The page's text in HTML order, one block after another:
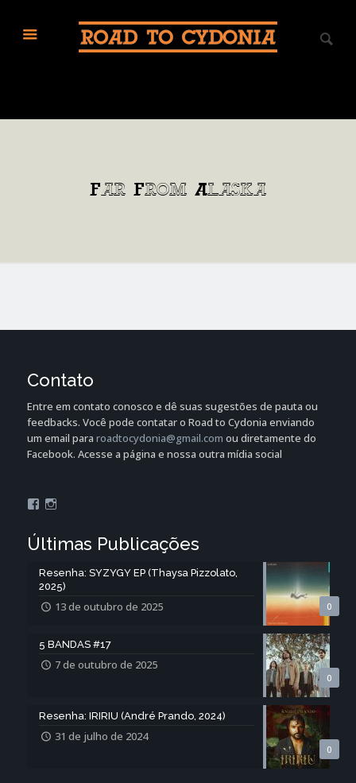
Far From Alaska
Contato
Entre em contato conosco e dê suas sugestões de pauta ou
feedbacks. Você pode contatar o Road to Cydonia enviando
um email para roadtocydonia@gmail.com ou diretamente do
Facebook. Acesse a página e nossa outra mídia social
Facebook
Últimas Publicações
0
Resenha: SYZYGY EP (Thaysa Pizzolato,
2025)
13 de outubro de 2025
0
5 BANDAS #17
7 de outubro de 2025
0
Resenha: IRIRIU (André Prando, 2024)
31 de julho de 2024